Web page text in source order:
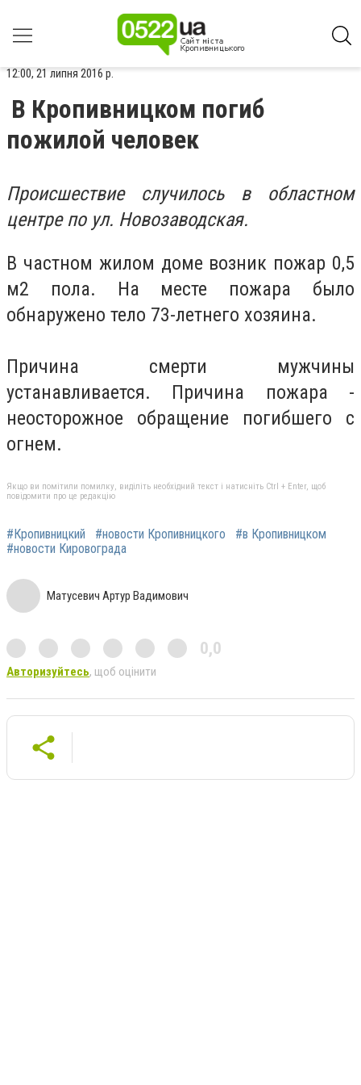
12:00, 21 липня 2016 р.
В Кропивницком погиб
пожилой человек
Происшествие случилось в областном
центре по ул. Новозаводская.
В частном жилом доме возник пожар 0,5
м2 пола. На месте пожара было
обнаружено тело 73-летнего хозяина.
Причина смерти мужчины
устанавливается. Причина пожара -
неосторожное обращение погибшего с
огнем.
Якщо ви помітили помилку, виділіть необхідний текст і натисніть Ctrl + Enter, щоб
повідомити про це редакцію
#Кропивницкий #новости Кропивницкого
#в Кропивницком
#новости Кировограда
Матусевич Артур Вадимович
0,0
Авторизуйтесь, щоб оцінити